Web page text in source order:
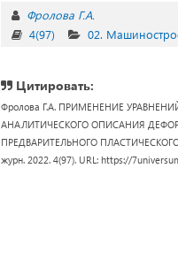
Фролова Г.А.
4(97)
02.
Цитировать:
Фролова Г.А. ПРИМЕНЕНИЕ
АНАЛИТИЧЕСКОГО ОПИСАНИЯ
ПРЕДВАРИТЕЛЬНОГО ПЛАСТИЧЕСКОГО
журн. 2022. 4(97). URL: https://